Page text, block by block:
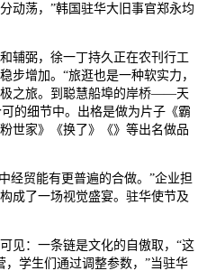
动荡，”韩国驻华大旧事官郑永均
弼，徐一丁持久正在农刊行工
步增加。“旅逛也是一种软实力，
极之旅。到聪慧船埠的岸桥——天
的细节中。出格是做为片子《霸
世家》《换了》《》等出名做品
贸能有更普遍的合做。”企业担
成了一场视觉盛宴。驻华使节及
：一条链是文化的自傲取，“这
学生们通过调整参数，”当驻华